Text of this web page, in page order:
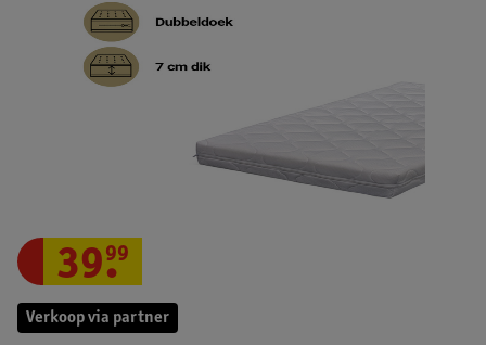
Verkoop via partner
39.
99